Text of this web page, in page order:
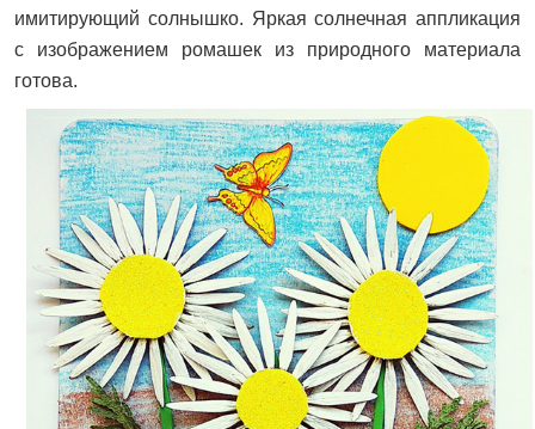
имитирующий солнышко. Яркая солнечная аппликация
с изображением ромашек из природного материала
готова.